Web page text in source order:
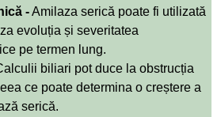
-Amilaza serică poate fi utilizată
evoluția și severitatea
pe termen lung.
biliari pot duce la obstrucția
ce poate determina o creștere a
serică.